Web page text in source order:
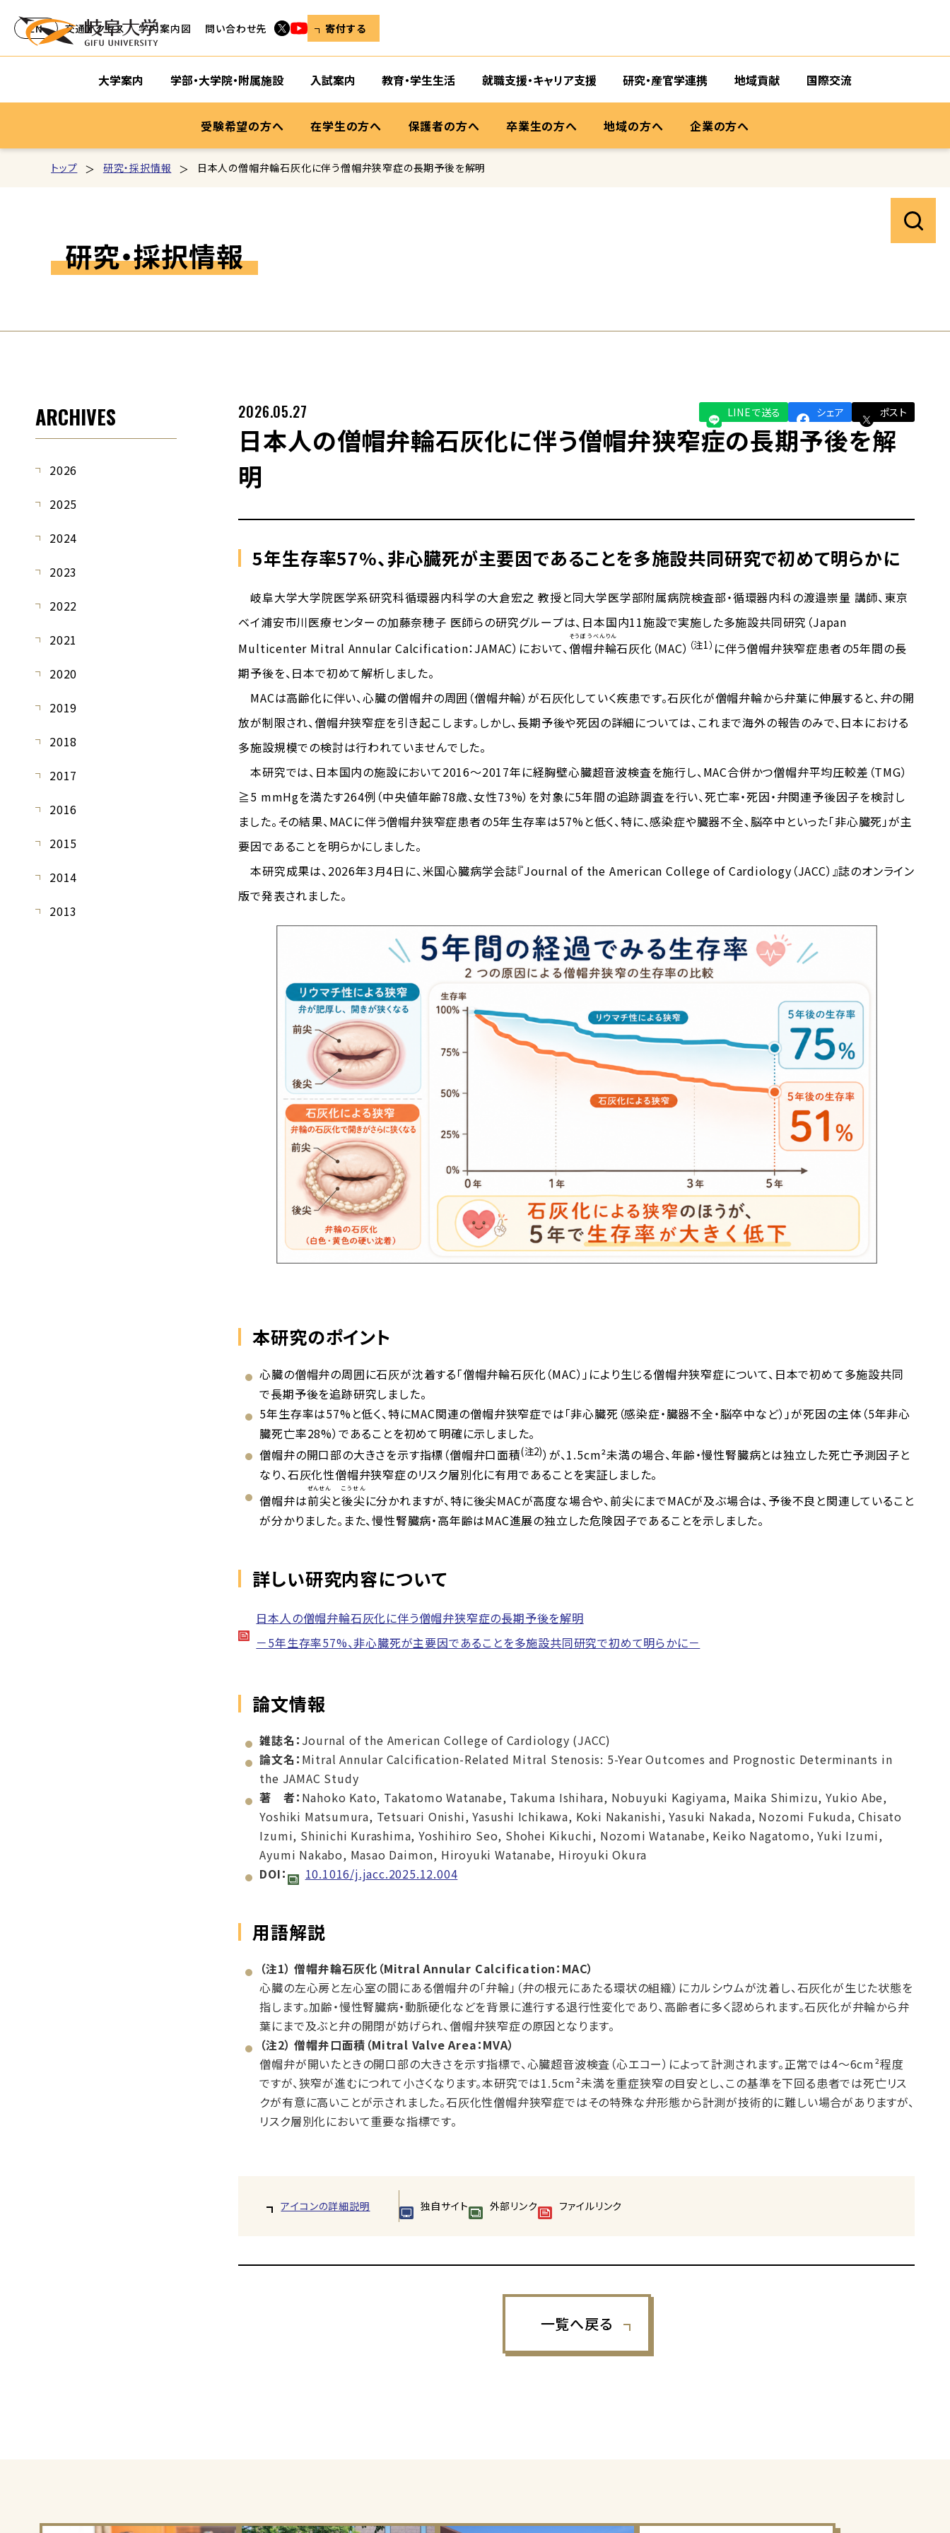
大学案内 学部・大学院・附属施設 入試案内 教育・学生生活 就職支援・キャリア支援 研究・産官学連携 地域貢献 国際交流
受験希望の方へ 在学生の方へ 保護者の方へ 卒業生の方へ 地域の方へ 企業の方へ
EN 交通アクセス 学内案内図 問い合わせ先 寄付する
トップ 研究・採択情報 日本人の僧帽弁輪石灰化に伴う僧帽弁狭窄症の長期予後を解明
研究・採択情報
日本人の僧帽弁輪石灰化に伴う僧帽弁狭窄症の長期予後を解
明
2026.05.27 LINEで送る シェア ポスト
5年生存率57%、非心臓死が主要因であることを多施設共同研究で初めて明らかに
岐阜大学大学院医学系研究科循環器内科学の大倉宏之 教授と同大学医学部附属病院検査部・循環器内科の渡邉崇量 講師、東京
ベイ浦安市川医療センターの加藤奈穂子 医師らの研究グループは、日本国内11施設で実施した多施設共同研究（Japan
Multicenter Mitral Annular Calcification：JAMAC）において、僧帽
そうぼう
弁輪
べんりん
石灰化（MAC） （注1） に伴う僧帽弁狭窄症患者の5年間の長
期予後を、日本で初めて解析しました。
MACは高齢化に伴い、心臓の僧帽弁の周囲（僧帽弁輪）が石灰化していく疾患です。石灰化が僧帽弁輪から弁葉に伸展すると、弁の開
放が制限され、僧帽弁狭窄症を引き起こします。しかし、長期予後や死因の詳細については、これまで海外の報告のみで、日本における
多施設規模での検討は行われていませんでした。
本研究では、日本国内の施設において2016〜2017年に経胸壁心臓超音波検査を施行し、MAC合併かつ僧帽弁平均圧較差（TMG）
≧5 mmHgを満たす264例（中央値年齢78歳、女性73%）を対象に5年間の追跡調査を行い、死亡率・死因・弁関連予後因子を検討し
ました。その結果、MACに伴う僧帽弁狭窄症患者の5年生存率は57%と低く、特に、感染症や臓器不全、脳卒中といった「非心臓死」が主
要因であることを明らかにしました。
本研究成果は、2026年3月4日に、米国心臓病学会誌『Journal of the American College of Cardiology（JACC）』誌のオンライン
版で発表されました。
本研究のポイント
心臓の僧帽弁の周囲に石灰が沈着する「僧帽弁輪石灰化（MAC）」により生じる僧帽弁狭窄症について、日本で初めて多施設共同
で長期予後を追跡研究しました。
5年生存率は57%と低く、特にMAC関連の僧帽弁狭窄症では「非心臓死（感染症・臓器不全・脳卒中など）」が死因の主体（5年非心
臓死亡率28%）であることを初めて明確に示しました。
僧帽弁の開口部の大きさを示す指標（僧帽弁口面積(注2)）が、1.5cm²未満の場合、年齢・慢性腎臓病とは独立した死亡予測因子と
なり、石灰化性僧帽弁狭窄症のリスク層別化に有用であることを実証しました。
僧帽弁は前尖
ぜんせん
と後尖
こうせん
に分かれますが、特に後尖MACが高度な場合や、前尖にまでMACが及ぶ場合は、予後不良と関連していること
が分かりました。また、慢性腎臓病・高年齢はMAC進展の独立した危険因子であることを示しました。
詳しい研究内容について
日本人の僧帽弁輪石灰化に伴う僧帽弁狭窄症の長期予後を解明
－5年生存率57%、非心臓死が主要因であることを多施設共同研究で初めて明らかに－
論文情報
雑誌名： Journal of the American College of Cardiology (JACC)
論文名： Mitral Annular Calcification-Related Mitral Stenosis: 5-Year Outcomes and Prognostic Determinants in
the JAMAC Study
著 者： Nahoko Kato, Takatomo Watanabe, Takuma Ishihara, Nobuyuki Kagiyama, Maika Shimizu, Yukio Abe,
Yoshiki Matsumura, Tetsuari Onishi, Yasushi Ichikawa, Koki Nakanishi, Yasuki Nakada, Nozomi Fukuda, Chisato
Izumi, Shinichi Kurashima, Yoshihiro Seo, Shohei Kikuchi, Nozomi Watanabe, Keiko Nagatomo, Yuki Izumi,
Ayumi Nakabo, Masao Daimon, Hiroyuki Watanabe, Hiroyuki Okura
DOI：
10.1016/j.jacc.2025.12.004
用語解説
（注1） 僧帽弁輪石灰化（Mitral Annular Calcification：MAC）
心臓の左心房と左心室の間にある僧帽弁の「弁輪」（弁の根元にあたる環状の組織）にカルシウムが沈着し、石灰化が生じた状態を
指します。加齢・慢性腎臓病・動脈硬化などを背景に進行する退行性変化であり、高齢者に多く認められます。石灰化が弁輪から弁
葉にまで及ぶと弁の開閉が妨げられ、僧帽弁狭窄症の原因となります。
（注2） 僧帽弁口面積（Mitral Valve Area：MVA）
僧帽弁が開いたときの開口部の大きさを示す指標で、心臓超音波検査（心エコー）によって計測されます。正常では4〜6cm²程度
ですが、狭窄が進むにつれて小さくなります。本研究では1.5cm²未満を重症狭窄の目安とし、この基準を下回る患者では死亡リス
クが有意に高いことが示されました。石灰化性僧帽弁狭窄症ではその特殊な弁形態から計測が技術的に難しい場合がありますが、
リスク層別化において重要な指標です。
アイコンの詳細説明 独自サイト 外部リンク ファイルリンク
一覧へ戻る
ARCHIVES
2026
2025
2024
2023
2022
2021
2020
2019
2018
2017
2016
2015
2014
2013